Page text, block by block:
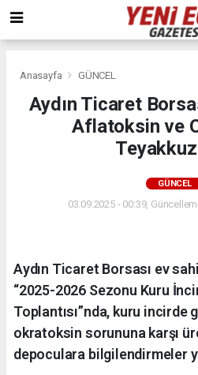
Anasayfa GÜNCEL
Aydın Ticaret
Aflatoksin ve
GÜNCEL
03.09.2025 - 00:39,
Aydın Ticaret Borsası ev
“2025-2026 Sezonu Kuru
Toplantısı”nda, kuru
okratoksin sorununa karşı
depoculara bilgilendirmeler